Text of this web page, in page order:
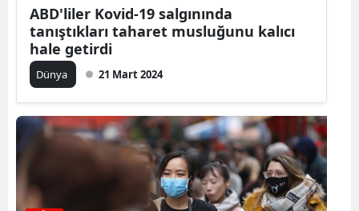
Düzce
ABD'liler Kovid-19 salgınında
tanıştıkları taharet musluğunu kalıcı
hale getirdi
Dünya 21 Mart 2024